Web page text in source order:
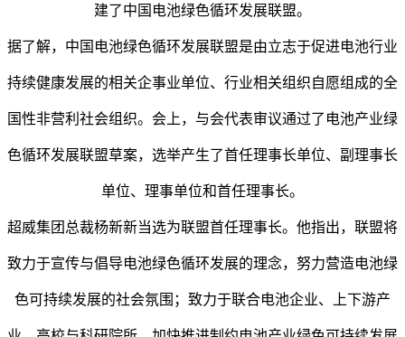
建了中国电池绿色循环发展联盟。
据了解，中国电池绿色循环发展联盟是由立志于促进电池行业
持续健康发展的相关企事业单位、行业相关组织自愿组成的全
国性非营利社会组织。会上，与会代表审议通过了电池产业绿
色循环发展联盟草案，选举产生了首任理事长单位、副理事长
单位、理事单位和首任理事长。
超威集团总裁杨新新当选为联盟首任理事长。他指出，联盟将
致力于宣传与倡导电池绿色循环发展的理念，努力营造电池绿
色可持续发展的社会氛围；致力于联合电池企业、上下游产